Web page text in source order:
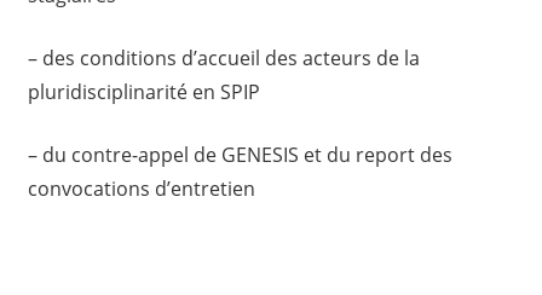
– des conditions d’accueil des acteurs de la
pluridisciplinarité en SPIP
– du contre-appel de GENESIS et du report des
convocations d’entretien